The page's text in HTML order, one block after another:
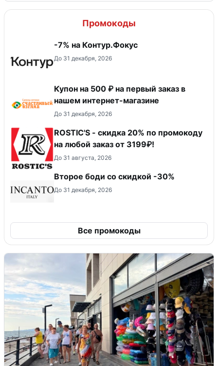
Промокоды
-7% на Контур.Фокус
До 31 декабря, 2026
Купон на 500 ₽ на первый заказ в
нашем интернет-магазине
До 31 декабря, 2026
ROSTIC'S - скидка 20% по промокоду
на любой заказ от 3199₽!
До 31 августа, 2026
Второе боди со скидкой -30%
До 31 декабря, 2026
Все промокоды